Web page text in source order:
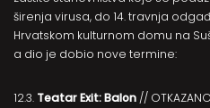
širenja virusa, do 14. travnja
Hrvatskom kulturnom domu na
a dio je dobio nove termine:
12.3. Teatar Exit: Balon // OTKAZANO